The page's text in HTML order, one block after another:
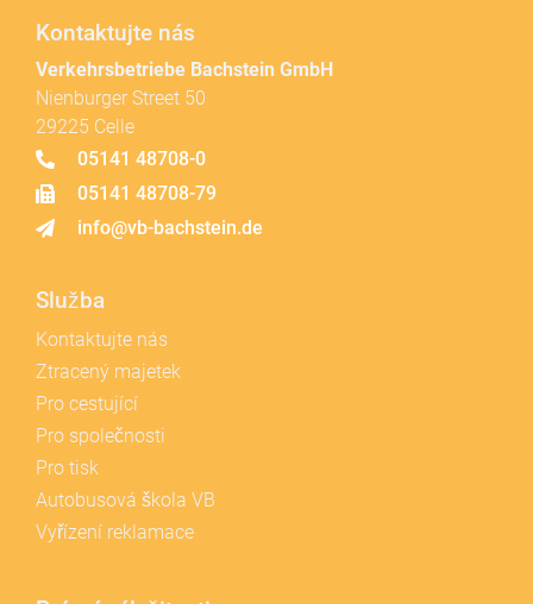
Kontaktujte nás
Verkehrsbetriebe Bachstein GmbH
Nienburger Street 50
29225 Celle
05141 48708-0
05141 48708-79
info@vb-bachstein.de
Služba
Kontaktujte nás
Ztracený majetek
Pro cestující
Pro společnosti
Pro tisk
Autobusová škola VB
Vyřízení reklamace